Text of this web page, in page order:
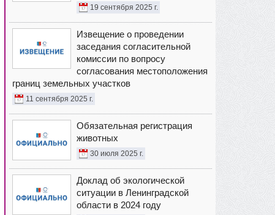
19 сентября 2025 г.
Извещение о проведении
заседания согласительной
комиссии по вопросу
согласования местоположения
границ земельных участков
11 сентября 2025 г.
Обязательная регистрация
животных
30 июля 2025 г.
Доклад об экологической
ситуации в Ленинградской
области в 2024 году